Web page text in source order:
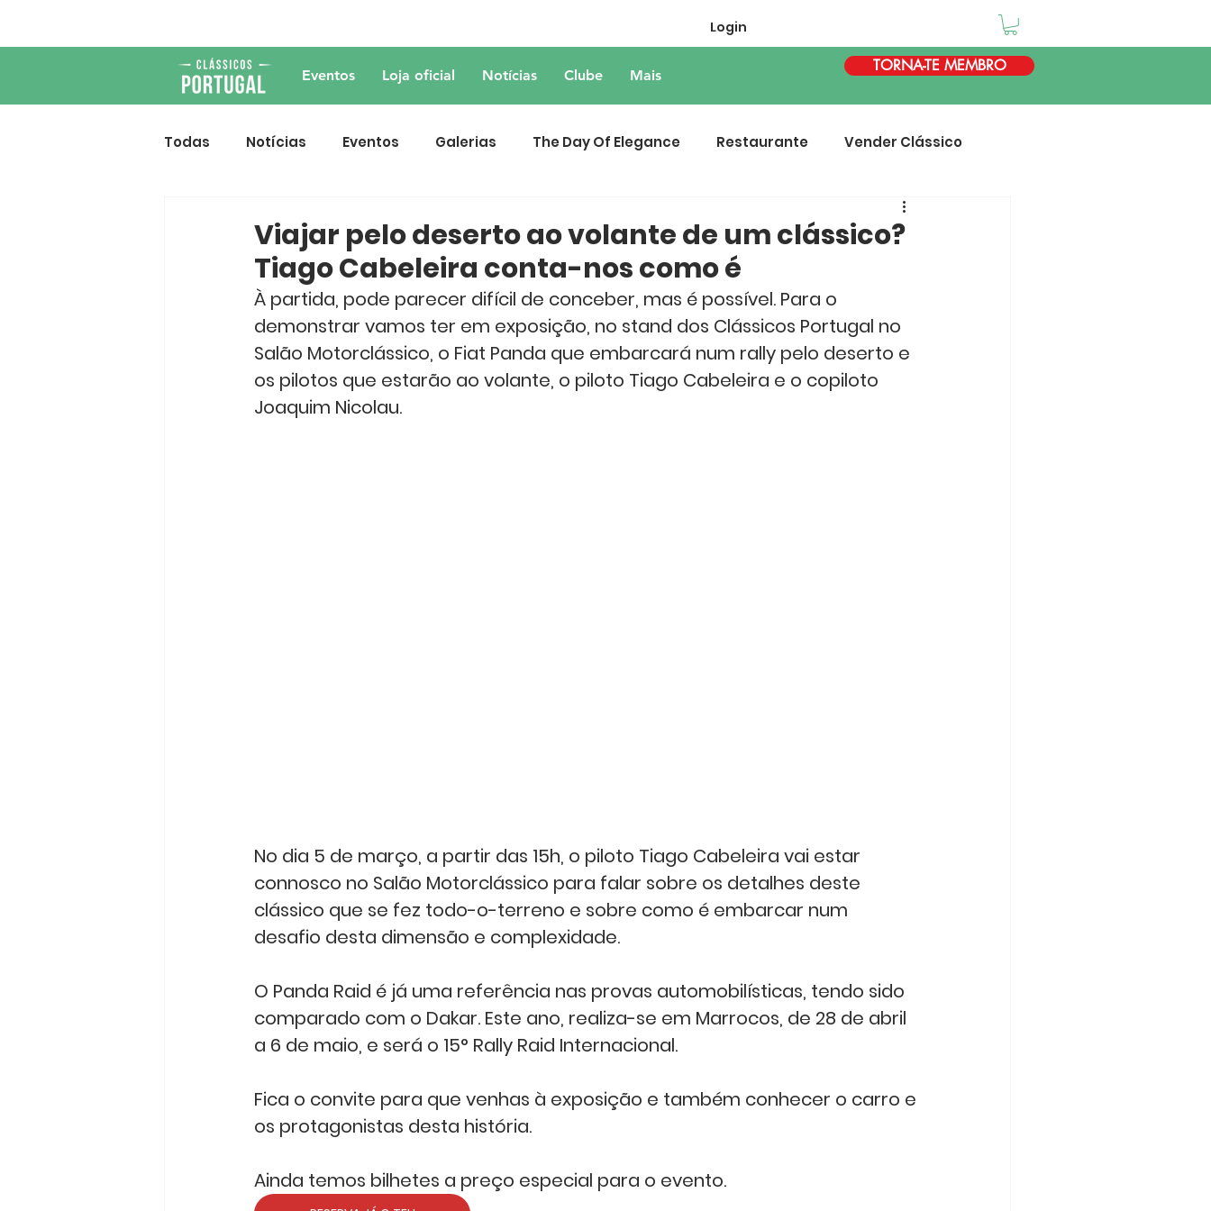
Login
Eventos Loja oficial Notícias Clube Mais
TORNA-TE MEMBRO
Todas Notícias Eventos Galerias The Day Of Elegance Restaurante Vender Clássico
Viajar pelo deserto ao volante de um clássico?
Tiago Cabeleira conta-nos como é
À partida, pode parecer difícil de conceber, mas é possível. Para o
demonstrar vamos ter em exposição, no stand dos Clássicos Portugal no
Salão Motorclássico, o Fiat Panda que embarcará num rally pelo deserto e
os pilotos que estarão ao volante, o piloto Tiago Cabeleira e o copiloto
Joaquim Nicolau.
No dia 5 de março, a partir das 15h, o piloto Tiago Cabeleira vai estar
connosco no Salão Motorclássico para falar sobre os detalhes deste
clássico que se fez todo-o-terreno e sobre como é embarcar num
desafio desta dimensão e complexidade.
O Panda Raid é já uma referência nas provas automobilísticas, tendo sido
comparado com o Dakar. Este ano, realiza-se em Marrocos, de 28 de abril
a 6 de maio, e será o 15° Rally Raid Internacional.
Fica o convite para que venhas à exposição e também conhecer o carro e
os protagonistas desta história.
Ainda temos bilhetes a preço especial para o evento.